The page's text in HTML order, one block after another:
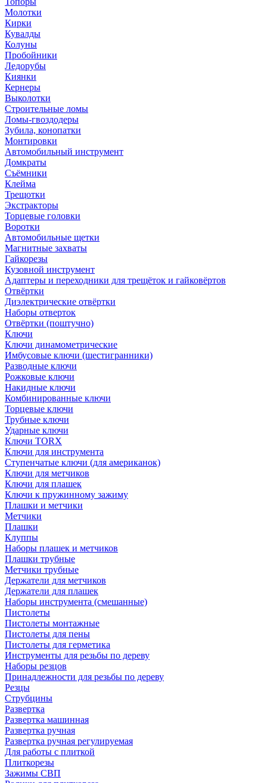
Молотки
Кирки
Кувалды
Колуны
Пробойники
Ледорубы
Киянки
Кернеры
Выколотки
Строительные ломы
Ломы-гвоздодеры
Зубила, конопатки
Монтировки
Автомобильный инструмент
Домкраты
Съёмники
Клейма
Трещотки
Экстракторы
Торцевые головки
Воротки
Автомобильные щетки
Магнитные захваты
Гайкорезы
Кузовной инструмент
Адаптеры и переходники для трещёток и гайковёртов
Отвёртки
Диэлектрические отвёртки
Наборы отверток
Отвёртки (поштучно)
Ключи
Ключи динамометрические
Имбусовые ключи (шестигранники)
Разводные ключи
Рожковые ключи
Накидные ключи
Комбинированные ключи
Торцевые ключи
Трубные ключи
Ударные ключи
Ключи TORX
Ключи для инструмента
Ступенчатые ключи (для американок)
Ключи для метчиков
Ключи для плашек
Ключи к пружинному зажиму
Плашки и метчики
Метчики
Плашки
Клуппы
Наборы плашек и метчиков
Плашки трубные
Метчики трубные
Держатели для метчиков
Держатели для плашек
Наборы инструмента (смешанные)
Пистолеты
Пистолеты монтажные
Пистолеты для пены
Пистолеты для герметика
Инструменты для резьбы по дереву
Наборы резцов
Принадлежности для резьбы по дереву
Резцы
Струбцины
Развертка
Развертка машинная
Развертка ручная
Развертка ручная регулируемая
Для работы с плиткой
Плиткорезы
Зажимы СВП